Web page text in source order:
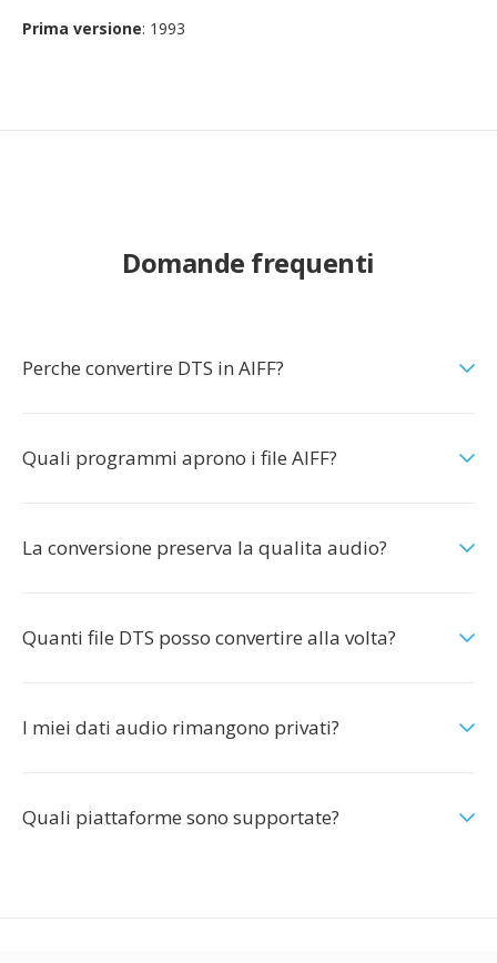
Prima versione: 1993
Domande frequenti
Perche convertire DTS in AIFF?
Quali programmi aprono i file AIFF?
La conversione preserva la qualita audio?
Quanti file DTS posso convertire alla volta?
I miei dati audio rimangono privati?
Quali piattaforme sono supportate?